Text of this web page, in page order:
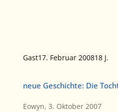
Gast17. Februar 200818 J.
neue Geschichte: Die
Eowyn,3. Oktober 2007